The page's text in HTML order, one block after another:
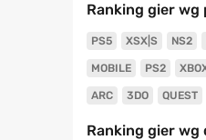
Ranking gier
PS5 XSX|S NS2
MOBILE PS2
ARC 3DO QUEST
Ranking gier wg